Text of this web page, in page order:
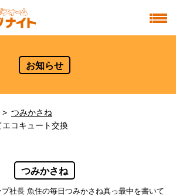
お知らせ
つみかさね
コキュート交換
つみかさね
社長 魚住の毎日つみかさね真っ最中を書いて